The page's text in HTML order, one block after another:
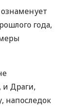
года,
и Драги,
напоследок